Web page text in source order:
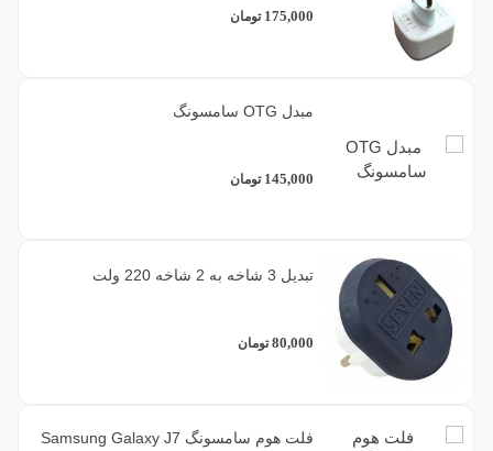
175,000 تومان
مبدل OTG سامسونگ
145,000 تومان
تبدیل 3 شاخه به 2 شاخه 220 ولت
80,000 تومان
فلت هوم سامسونگ Samsung Galaxy J7